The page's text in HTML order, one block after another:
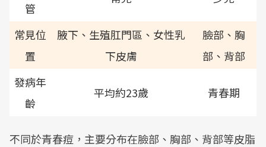
管
常見位
置
腋下、生殖肛門區、女性乳
下皮膚
臉部、胸
部、背部
發病年
齡
平均約23歲 青春期
不同於青春痘，主要分布在臉部、胸部、背部等皮脂